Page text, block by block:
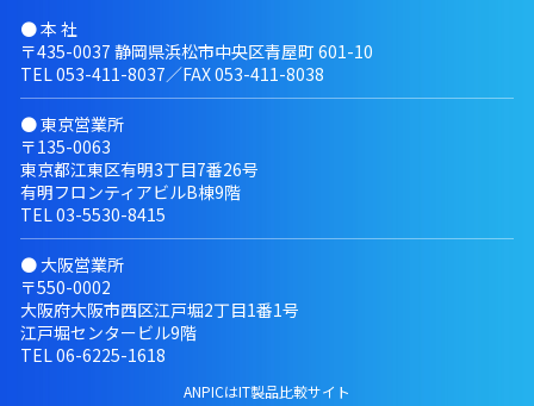
● 本 社
〒435-0037 静岡県浜松市中央区青屋町 601-10
TEL 053-411-8037／FAX 053-411-8038
● 東京営業所
〒135-0063
東京都江東区有明3丁目7番26号
有明フロンティアビルB棟9階
TEL 03-5530-8415
● 大阪営業所
〒550-0002
大阪府大阪市西区江戸堀2丁目1番1号
江戸堀センタービル9階
TEL 06-6225-1618
ANPICはIT製品比較サイト